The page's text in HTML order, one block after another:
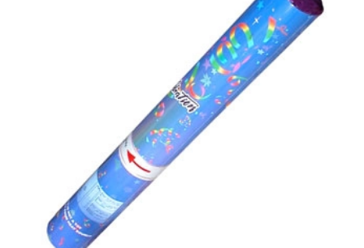
Les plus populaires
Nous joindre